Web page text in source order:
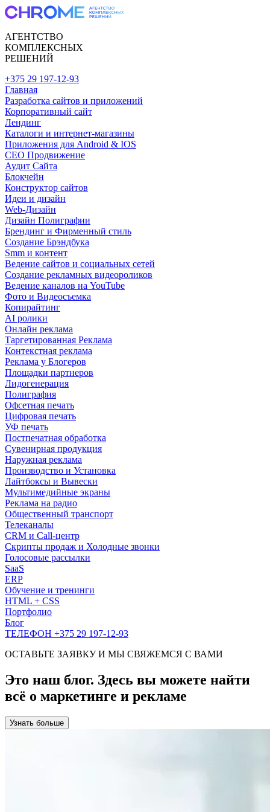
АГЕНТСТВО
КОМПЛЕКСНЫХ
РЕШЕНИЙ
+375 29 197-12-93
Главная
Разработка сайтов и приложений
Корпоративный сайт
Лендинг
Каталоги и интернет-магазины
Приложения для Android & IOS
CEO Продвижение
Аудит Сайта
Блокчейн
Конструктор сайтов
Идеи и дизайн
Web-Дизайн
Дизайн Полиграфии
Брендинг и Фирменный стиль
Создание Брэндбука
Smm и контент
Ведение сайтов и социальных сетей
Создание рекламных видеороликов
Ведение каналов на YouTube
Фото и Видеосъемка
Копирайтинг
AI ролики
Онлайн реклама
Таргетированная Реклама
Контекстная реклама
Реклама у Блогеров
Площадки партнеров
Лидогенерация
Полиграфия
Офсетная печать
Цифровая печать
УФ печать
Постпечатная обработка
Сувенирная продукция
Наружная реклама
Производство и Установка
Лайтбоксы и Вывески
Мультимедийные экраны
Реклама на радио
Общественный транспорт
Телеканалы
CRM и Call-центр
Скрипты продаж и Холодные звонки
Голосовые рассылки
SaaS
ERP
Обучение и тренинги
HTML + CSS
Портфолио
Блог
ТЕЛЕФОН +375 29 197-12-93
ОСТАВЬТЕ ЗАЯВКУ И МЫ СВЯЖЕМСЯ С ВАМИ
Это наш блог. Здесь вы можете найти
всё о маркетинге и рекламе
Узнать больше